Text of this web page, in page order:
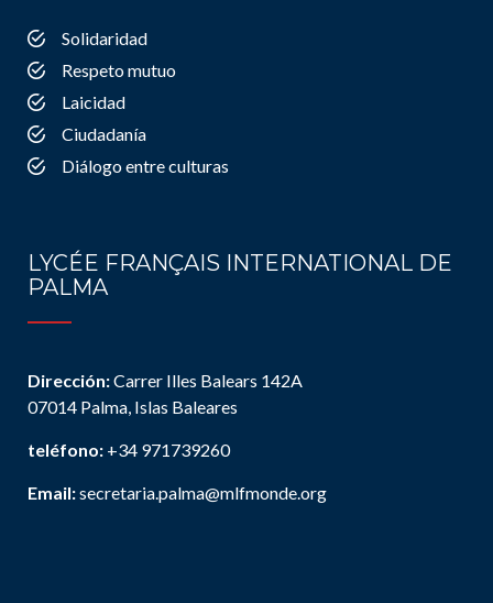
Solidaridad
Respeto mutuo
Laicidad
Ciudadanía
Diálogo entre culturas
LYCÉE FRANÇAIS INTERNATIONAL DE
PALMA
Dirección:Carrer Illes Balears 142A
07014 Palma, Islas Baleares
teléfono: +34 971739260
Email:secretaria.palma@mlfmonde.org